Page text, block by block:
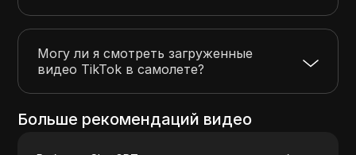
Могу ли я смотреть загруженные
видео TikTok в самолете?
Больше рекомендаций видео